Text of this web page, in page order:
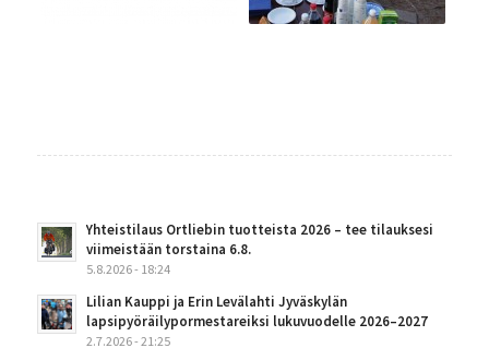
Yhteistilaus Ortliebin tuotteista 2026 – tee tilauksesi
viimeistään torstaina 6.8.
5.8.2026 - 18:24
Lilian Kauppi ja Erin Levälahti Jyväskylän
lapsipyöräilypormestareiksi lukuvuodelle 2026–2027
2.7.2026 - 21:25